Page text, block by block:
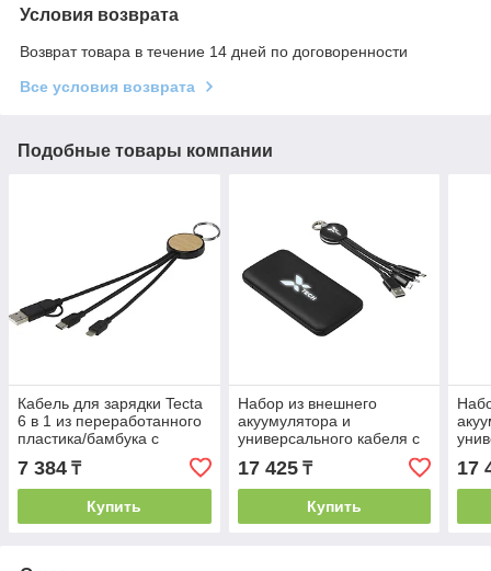
Условия возврата
Возврат товара в течение 14 дней по договоренности
Все условия возврата
Подобные товары компании
Кабель для зарядки Tecta
6 в 1 из переработанного
пластика/бамбука с
брелком, сплошной
черный
7 384 ₸
Купить
Набор из внешнего
акуумулятора и
универсального кабеля с
подсветкой лого Reserve
LED, 10000mAh, черный
17 425₸
Купить
17